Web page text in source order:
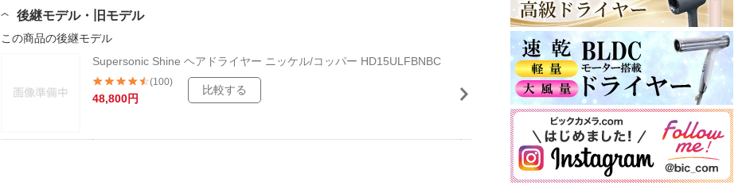
後継モデル・旧モデル
この商品の後継モデル
Supersonic Shine ヘアドライヤー ニッケル/コッパー HD15ULFBNBC
比較する
(100)
48,800円